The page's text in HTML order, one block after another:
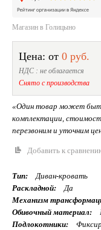
Магазин в Голицыно
Цена: от 0 руб.
НДС : не облагается
Снято с производства
«Один товар может
комплектации,
перезвоним и уточним
Добавить к
Тип:
Диван-кровать
Раскладной:
Да
Механизм
Обивочный материал:
Подлокотники: